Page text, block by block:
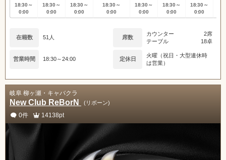
18:30～
0:00
18:30～
0:00
18:30～
0:00
18:30～
0:00
18:30～
0:00
18:30～
0:00
18:30～
0:00
在籍数 51人 席数
カウンター
2席
テーブル
18卓
営業時間 18:30～24:00 定休日
火曜（祝日・大型連休時
は営業）
岐阜 柳ヶ瀬・キャバクラ
New Club ReBorN (リボーン)
0件 14138pt